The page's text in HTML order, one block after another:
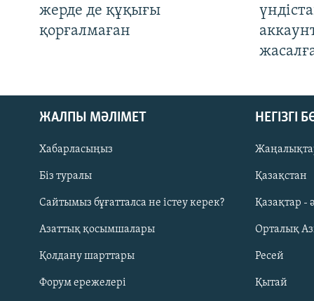
Русский
ЖАЗЫЛЫҢЫЗ
жерде де құқығы
қорғалмаған
ЖАЛПЫ МӘЛІМЕТ
Хабарласыңыз
Біз туралы
Сайтымыз бұғатталса не істеу керек?
Азаттық қосымшалары
Қолдану шарттары
Форум ережелері
НЕГІЗГІ
Қазақстан
Қазақтар -
Орталық
Ресей
Қытай